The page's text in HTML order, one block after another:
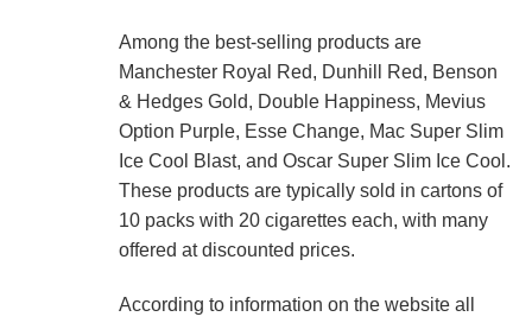
Among the best-selling products are
Manchester Royal Red, Dunhill Red, Benson
& Hedges Gold, Double Happiness, Mevius
Option Purple, Esse Change, Mac Super Slim
Ice Cool Blast, and Oscar Super Slim Ice Cool.
These products are typically sold in cartons of
10 packs with 20 cigarettes each, with many
offered at discounted prices.
According to information on the website all